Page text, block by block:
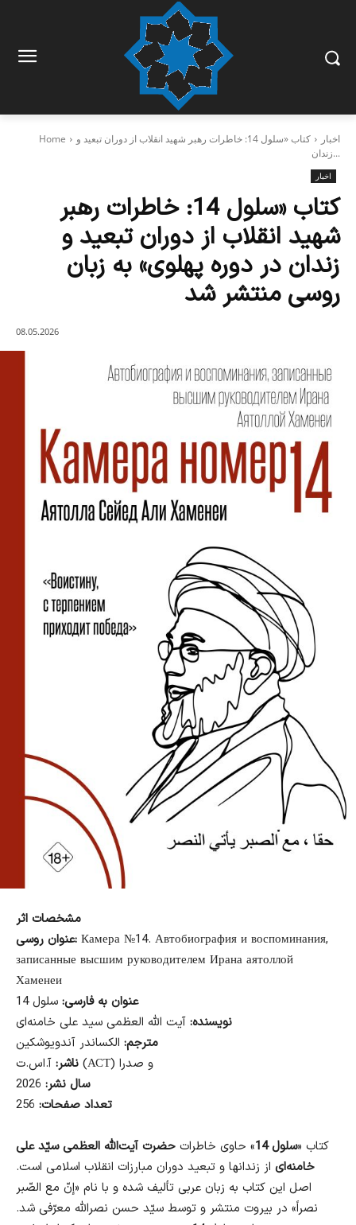
Home اخبار
کتاب «سلول 14: خاطرات رهبر شهید انقلاب از دوران تبعید و
زندان...
اخبار
کتاب «سلول 14: خاطرات رهبر
شهید انقلاب از دوران تبعید و
زندان در دوره پهلوی» به زبان
روسی منتشر شد
08.05.2026
مشخصات اثر
عنوان روسی: Камера №14. Автобиография и воспоминания,
записанные высшим руководителем Ирана аятоллой
Хаменеи
عنوان به فارسی: سلول 14
نویسنده: آیت الله العظمی سید علی خامنه‌ای
مترجم: الکساندر آندویوشکین
ناشر:
آ.اس.ت (АСТ) و صدرا
سال نشر:
تعداد صفحات:
کتاب «سلول 14 » حاوی خاطرات حضرت آیت‌الله العظمی سیّد علی
خامنه‌ای از زندانها و تبعید دوران مبارزات انقلاب اسلامی است.
اصل این کتاب به زبان عربی تألیف شده و با نام «إنّ مع الصّبر
نصراً» در بیروت منتشر و توسط سیّد حسن نصرالله معرّفی شد.